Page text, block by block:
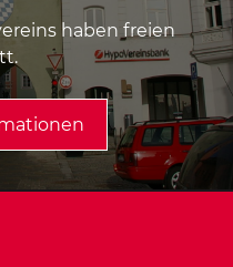
haben freien